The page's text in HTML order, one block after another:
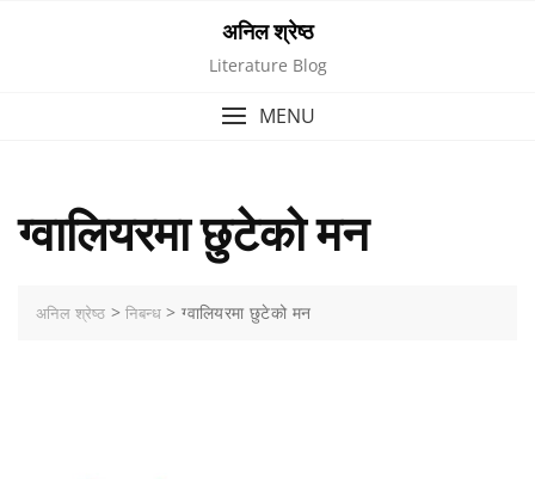
अनिल श्रेष्ठ
Literature Blog
MENU
ग्वालियरमा छुटेको मन
अनिल श्रेष्ठ >निबन्ध >ग्वालियरमा छुटेको मन